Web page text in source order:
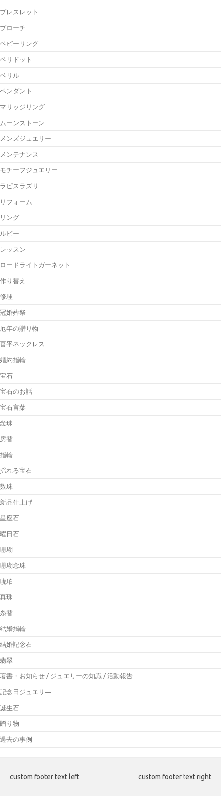
ブレスレット
ブローチ
ベビーリング
ペリドット
ベリル
ペンダント
マリッジリング
ムーンストーン
メンズジュエリー
メンテナンス
モチーフジュエリー
ラピスラズリ
リフォーム
リング
ルビー
レッスン
ロードライトガーネット
作り替え
修理
冠婚葬祭
厄年の贈り物
喜平ネックレス
婚約指輪
宝石
宝石のお話
宝石言葉
念珠
房替
指輪
揺れる宝石
数珠
新品仕上げ
星座石
曜日石
珊瑚
珊瑚念珠
琥珀
真珠
糸替
結婚指輪
結婚記念石
翡翠
著書・お知らせ / ジュエリーの知識 / 活動報告
記念日ジュエリ―
誕生石
贈り物
過去の事例
custom footer text left custom footer text right